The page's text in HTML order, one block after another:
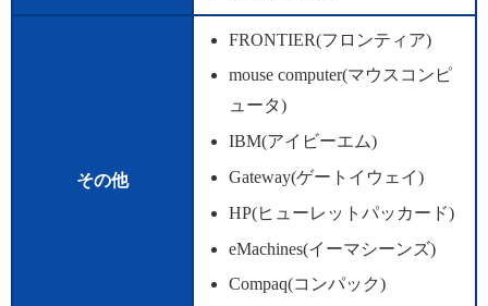
その他
FRONTIER(フロンティア)
mouse computer(マウスコンピ
ュータ)
IBM(アイビーエム)
Gateway(ゲートイウェイ)
HP(ヒューレットパッカード)
eMachines(イーマシーンズ)
Compaq(コンパック)